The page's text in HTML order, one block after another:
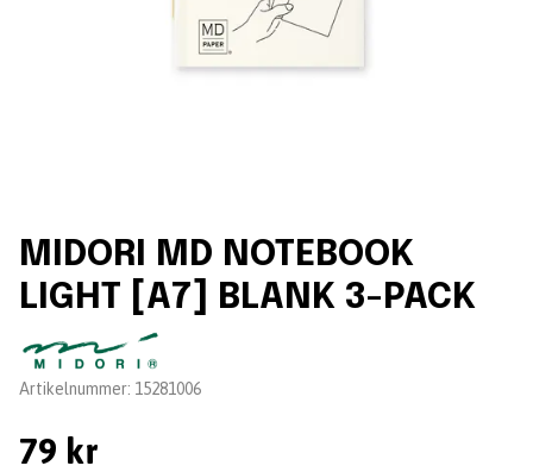
MIDORI MD NOTEBOOK
LIGHT [A7] BLANK 3-PACK
Leverantör:
Artikelnummer: 15281006
79 kr